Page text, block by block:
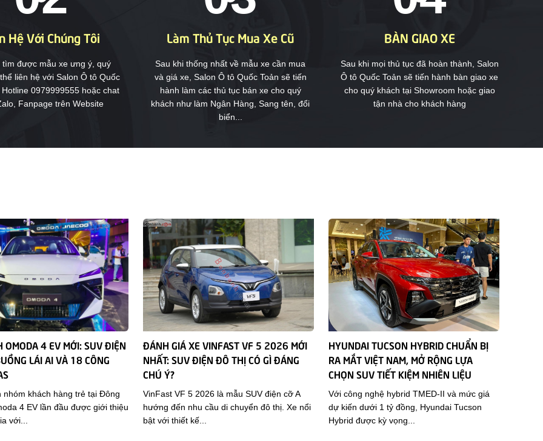
Hệ Với Chúng Tôi
tìm được mẫu xe ưng ý, quý
liên hệ với Salon Ô tô Quốc
0979999555 hoặc chat
Fanpage trên Website
Làm Thủ Tục Mua Xe Cũ
Sau khi thống nhất về mẫu xe cần mua
và giá xe, Salon Ô tô Quốc Toản sẽ tiến
hành làm các thủ tục bán xe cho quý
khách như làm Ngân Hàng, Sang tên, đổi
biển...
BÀN GIAO XE
Sau khi mọi thủ tục đã hoàn thành, Salon
Ô tô Quốc Toản sẽ tiến hành bàn giao xe
cho quý khách tại Showroom hoặc giao
tận nhà cho khách hàng
OMODA 4 EV MỚI: SUV ĐIỆN
LÁI AI VÀ 18 CÔNG
nhóm khách hàng trẻ tại Đông
4 EV lần đầu được giới thiệu
với...
ĐÁNH GIÁ XE VINFAST VF 5 2026 MỚI
NHẤT: SUV ĐIỆN ĐÔ THỊ CÓ GÌ ĐÁNG
CHÚ Ý?
VinFast VF 5 2026 là mẫu SUV điện cỡ A
hướng đến nhu cầu di chuyển đô thị. Xe nổi
bật với thiết kế...
HYUNDAI TUCSON HYBRID CHUẨN BỊ
RA MẮT VIỆT NAM, MỞ RỘNG LỰA
CHỌN SUV TIẾT KIỆM NHIÊN LIỆU
Với công nghệ hybrid TMED-II và mức giá
dự kiến dưới 1 tỷ đồng, Hyundai Tucson
Hybrid được kỳ vọng...